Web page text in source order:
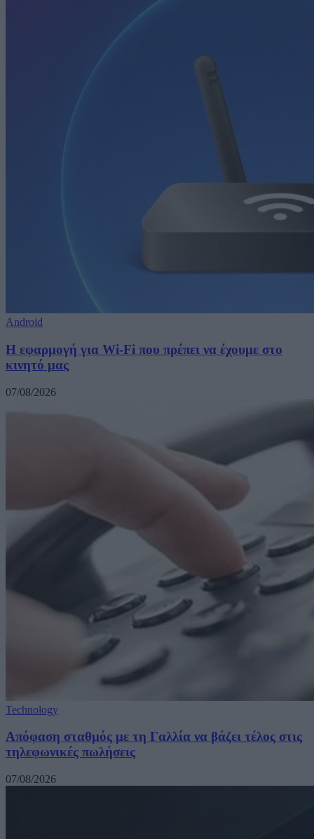
Android
Η εφαρμογή για Wi-Fi που πρέπει να έχουμε στο
κινητό μας
07/08/2026
Technology
Απόφαση σταθμός με τη Γαλλία να βάζει τέλος στις
τηλεφωνικές πωλήσεις
07/08/2026